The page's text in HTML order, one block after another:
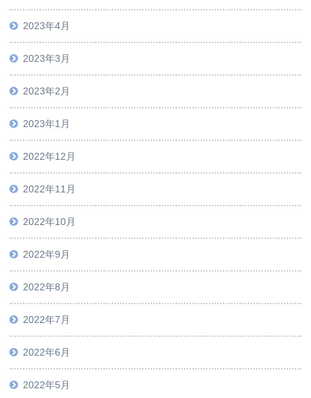
2023年4月
2023年3月
2023年2月
2023年1月
2022年12月
2022年11月
2022年10月
2022年9月
2022年8月
2022年7月
2022年6月
2022年5月